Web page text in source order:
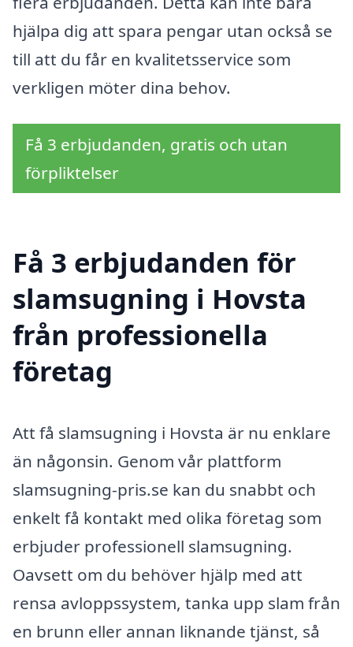
hjälpa dig att spara pengar utan också se
till att du får en kvalitetsservice som
verkligen möter dina behov.
Få 3 erbjudanden, gratis och utan
förpliktelser
Få 3 erbjudanden för
slamsugning i Hovsta
från professionella
företag
Att få slamsugning i Hovsta är nu enklare
än någonsin. Genom vår plattform
slamsugning-pris.se kan du snabbt och
enkelt få kontakt med olika företag som
erbjuder professionell slamsugning.
Oavsett om du behöver hjälp med att
rensa avloppssystem, tanka upp slam från
en brunn eller annan liknande tjänst, så